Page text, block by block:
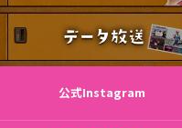
公式Instagram